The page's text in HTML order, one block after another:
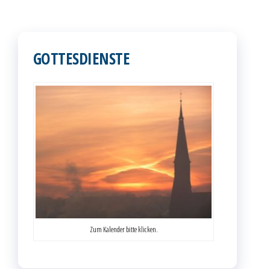
GOTTESDIENSTE
Zum Kalender bitte klicken.